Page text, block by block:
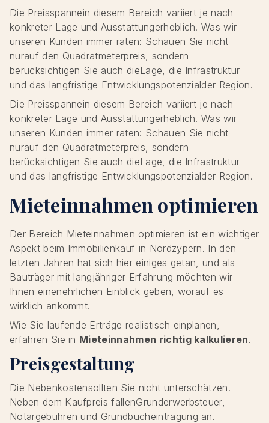
Die Preisspannein diesem Bereich variiert je nach
konkreter Lage und Ausstattungerheblich. Was wir
unseren Kunden immer raten: Schauen Sie nicht
nurauf den Quadratmeterpreis, sondern
berücksichtigen Sie auch dieLage, die Infrastruktur
und das langfristige Entwicklungspotenzialder Region.
Die Preisspannein diesem Bereich variiert je nach
konkreter Lage und Ausstattungerheblich. Was wir
unseren Kunden immer raten: Schauen Sie nicht
nurauf den Quadratmeterpreis, sondern
berücksichtigen Sie auch dieLage, die Infrastruktur
und das langfristige Entwicklungspotenzialder Region.
Mieteinnahmen optimieren
Der Bereich Mieteinnahmen optimieren ist ein wichtiger
Aspekt beim Immobilienkauf in Nordzypern. In den
letzten Jahren hat sich hier einiges getan, und als
Bauträger mit langjähriger Erfahrung möchten wir
Ihnen einenehrlichen Einblick geben, worauf es
wirklich ankommt.
Wie Sie laufende Erträge realistisch einplanen,
erfahren Sie in Mieteinnahmen richtig kalkulieren.
Preisgestaltung
Die Nebenkostensollten Sie nicht unterschätzen.
Neben dem Kaufpreis fallenGrunderwerbsteuer,
Notargebühren und Grundbucheintragung an.